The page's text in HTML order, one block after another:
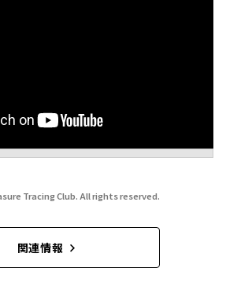
Tracing Club. All rights reserved.
関連情報